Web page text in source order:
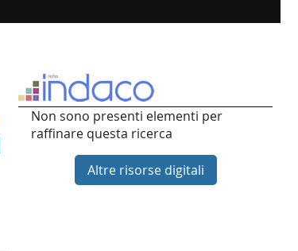
Trova
documento
Non sono presenti elementi per
raffinare questa ricerca
Altre risorse digitali